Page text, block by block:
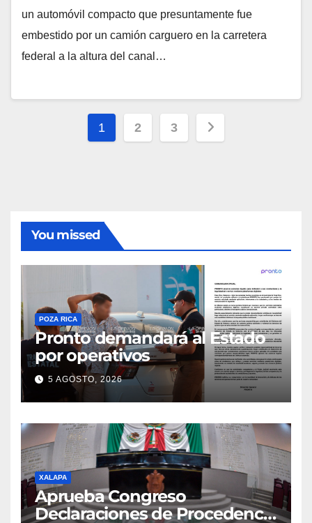
un automóvil compacto que presuntamente fue
embestido por un camión carguero en la carretera
federal a la altura del canal…
Paginación
1 2 3
You missed
POZA RICA
Pronto demandará al Estado
por operativos
5 AGOSTO, 2026
XALAPA
Aprueba Congreso
Declaraciones de Procedencia